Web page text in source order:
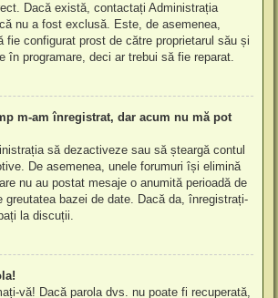
Dacă există, contactați Administrația
nu a fost exclusă. Este, de asemenea,
fie configurat prost de către proprietarul său și
în programare, deci ar trebui să fie reparat.
m-am înregistrat, dar acum nu mă pot
să dezactiveze sau să șteargă contul
De asemenea, unele forumuri își elimină
nu au postat mesaje o anumită perioadă de
greutatea bazei de date. Dacă da, înregistrați-
la discuții.
vă! Dacă parola dvs. nu poate fi recuperată,